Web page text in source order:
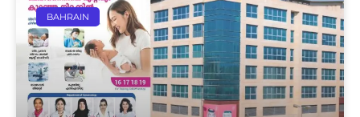
BAHRAIN